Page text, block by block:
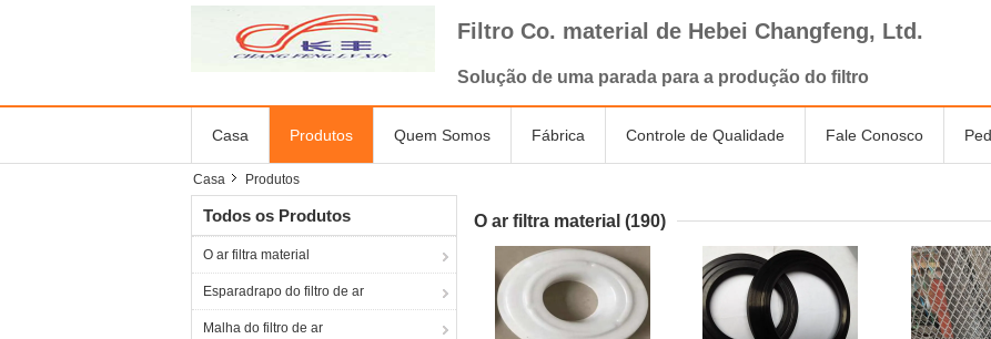
Filtro Co. material de Hebei Changfeng, Ltd.
Solução de uma parada para a produção do filtro
Casa Produtos Quem Somos Fábrica Controle de Qualidade Fale Conosco
Casa Produtos
Todos os Produtos
O ar filtra material
Esparadrapo do filtro de ar
Malha do filtro de ar
O ar filtra material (190)